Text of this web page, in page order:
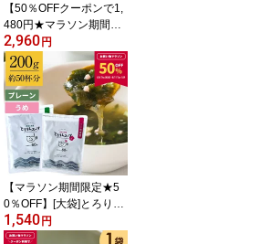
【50％OFFクーポンで1,
480円★マラソン期間限
定】[大袋]サク蔵さんの
とろろ昆布 100g 醸造酢
不使用ですっぱくない 北
海道産昆布使用 ご飯のお
供 おにぎり おむすび お
弁当 ふりかけ 大容量 徳
2,960円
【マラソン期間限定★5
0％OFF】[大袋]とろりん
スープ昆布と海藻[50杯
分] 200g×1袋 選べる2種
1,540円